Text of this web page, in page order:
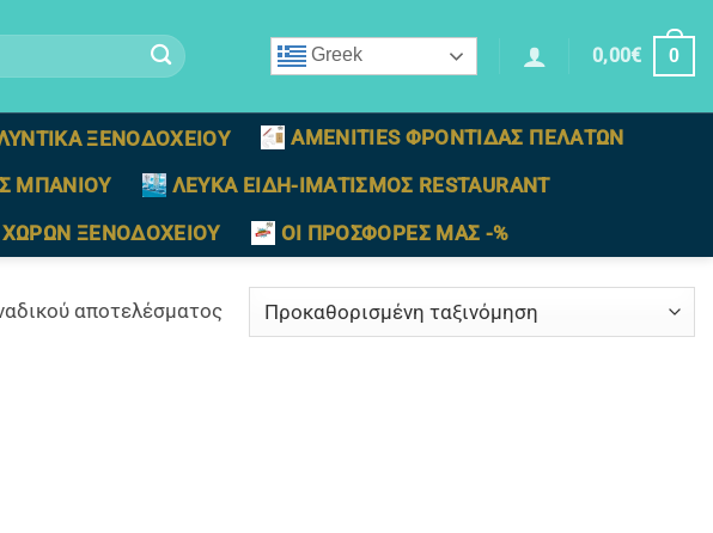
Greek 0,00€ 0
ΞΕΝΟΔΟΧΕΙΟΥ
AMENITIES ΦΡΟΝΤΙΔΑΣ ΠΕΛΑΤΩΝ
ΜΠΑΝΙΟΥ
ΛΕΥΚΑ ΕΙΔΗ-ΙΜΑΤΙΣΜΟΣ RESTAURANT
ΞΕΝΟΔΟΧΕΙΟΥ ΟΙ ΠΡΟΣΦΟΡΕΣ ΜΑΣ -%
αποτελέσματος